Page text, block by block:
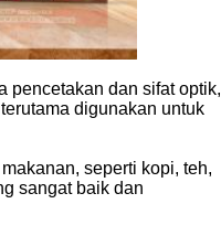
pencetakan dan sifat optik,
digunakan untuk
seperti kopi, teh,
sangat baik dan